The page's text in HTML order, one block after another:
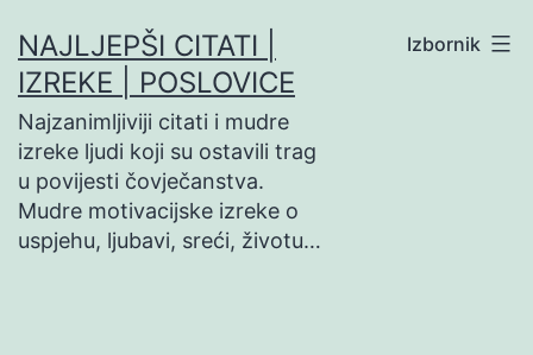
na
sadržaj
NAJLJEPŠI CITATI |
IZREKE | POSLOVICE
Najzanimljiviji citati i mudre
izreke ljudi koji su ostavili trag
u povijesti čovječanstva.
Mudre motivacijske izreke o
uspjehu, ljubavi, sreći, životu…
Izbornik